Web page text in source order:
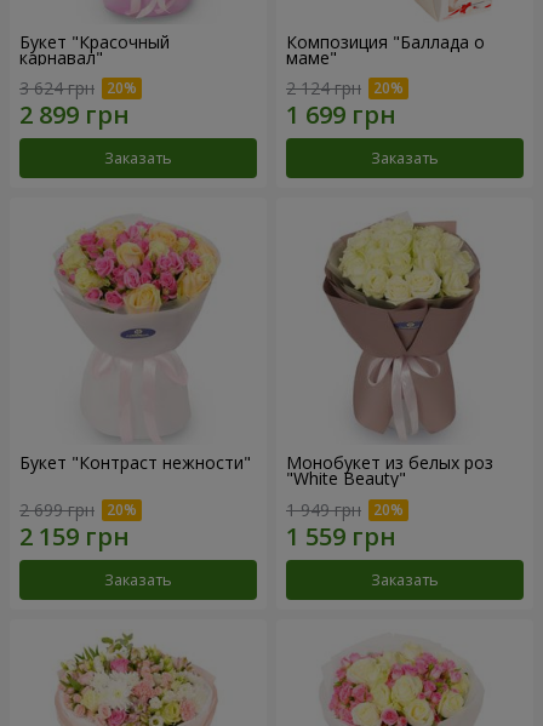
Букет "Красочный
карнавал"
3 624 грн
Заказать
Композиция "Баллада о
маме"
2 124 грн
Заказать
Букет "Контраст нежности"
2 699 грн
Заказать
Монобукет из белых роз
"White Beauty"
1 949 грн
Заказать